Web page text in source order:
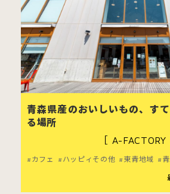
青森県産のおいしいもの、す
る場所
［ A-FACTORY
カフェ ハッピィその他 東青地域